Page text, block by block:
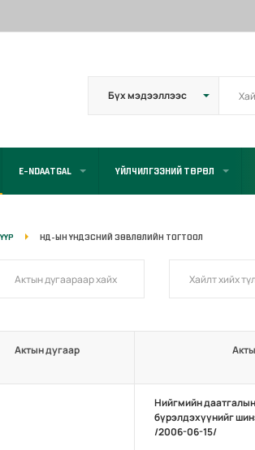
E-NDAATGAL ҮЙЛЧИЛГЭЭНИЙ ТӨРӨЛ
НД-ЫН ҮНДЭСНИЙ ЗӨВЛӨЛИЙН ТОГТООЛ
Актын дугаар
Нийгмийн
бүрэлдэхүүнийг
/2006-06-15/